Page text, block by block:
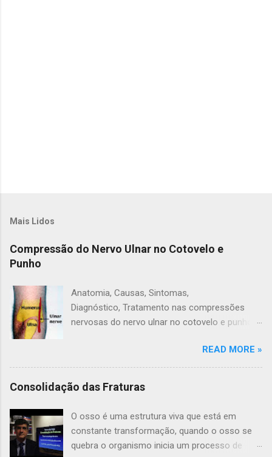
Mais Lidos
Compressão do Nervo Ulnar no Cotovelo e
Punho
Anatomia, Causas, Sintomas,
Diagnóstico, Tratamento nas compressões
nervosas do nervo ulnar no cotovelo e punho A
nervo ulnar é comprimido no braço. Quando
isso acontecer o nervo não irá funciona
normalmente Anatomia do Nervo Ulnar O nervo
interna do braço. Ele passa por um túnel na
parte interna do cotovelo (do túnel cubital) Aqui
você pode sentir o nervo através da pele. Além
READ MORE »
Consolidação das Fraturas
O osso é uma estrutura viva que está em
constante transformação, quando o osso se
quebra o organismo inicia um processo de